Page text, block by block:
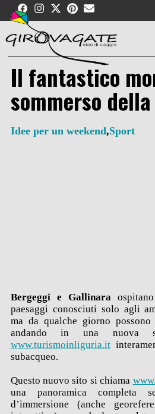
Skip
content
Il fantastico
sommerso
Idee per un weekend,Sport
Bergeggi e Gallinara
paesaggi conosciuti solo agli
ma da qualche giorno possono
andando in una nuova
www.turismoinliguria.it
subacqueo.
Questo nuovo sito si chiama
una panoramica completa
d’immersione (anche